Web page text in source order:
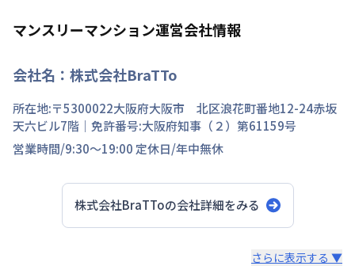
マンスリーマンション運営会社情報
会社名： 株式会社BraTTo
所在地:〒5300022大阪府大阪市 北区浪花町番地12-24赤坂
天六ビル7階 ｜免許番号:大阪府知事（２）第61159号
営業時間/9:30～19:00 定休日/年中無休
株式会社BraTToの会社詳細をみる
さらに表示する ▼